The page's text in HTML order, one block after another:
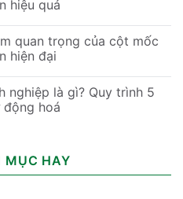
hiệu quả
quan trọng của cột mốc
hiện đại
nghiệp là gì? Quy trình 5
hoá
MỤC HAY